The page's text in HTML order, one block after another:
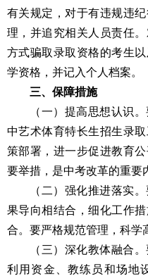
有关规定，对于有违规违
理，并追究相关人员责任
方式骗取录取资格的考生
学资格，并记入个人档案。
三、保障措施
（一）提高思想认识
中艺术体育特长生招生录
策部署，进一步促进教育
要举措，是中考改革的重要
（二）强化推进落实
果导向相结合，细化工作
合。要严格规范管理，科学
（三）深化教体融合
利用资金、教练员和场地